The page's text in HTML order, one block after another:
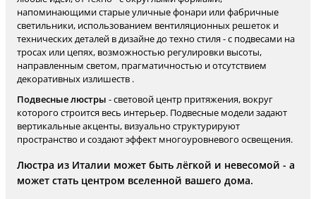
напоминающими старые уличные фонари или фабричные
светильники, использованием вентиляционных решеток и
технических деталей в дизайне до техно стиля - с подвесами на
тросах или цепях, возможностью регулировки высоты,
направленным светом, прагматичностью и отсутствием
декоративных излишеств .
Подвесные люстры - световой центр притяжения, вокруг
которого строится весь интерьер. Подвесные модели задают
вертикальные акценты, визуально структурируют
пространство и создают эффект многоуровневого освещения.
Люстра из Италии может быть лёгкой и невесомой - а
может стать центром вселенной вашего дома.